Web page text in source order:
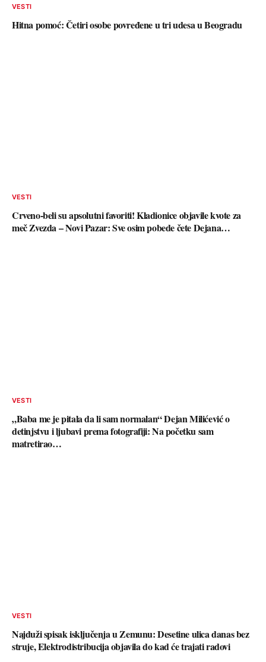
VESTI
Hitna pomoć: Četiri osobe povređene u tri udesa u Beogradu
VESTI
Crveno-beli su apsolutni favoriti! Kladionice objavile kvote za
meč Zvezda – Novi Pazar: Sve osim pobede čete Dejana…
VESTI
„Baba me je pitala da li sam normalan“ Dejan Milićević o
detinjstvu i ljubavi prema fotografiji: Na početku sam
matretirao…
VESTI
Najduži spisak isključenja u Zemunu: Desetine ulica danas bez
struje, Elektrodistribucija objavila do kad će trajati radovi